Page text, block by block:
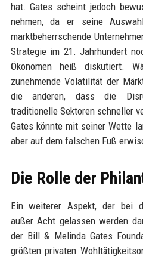
hat. Gates scheint jedoch
nehmen, da er seine
marktbeherrschende
Strategie im 21. Jahrhundert
Ökonomen heiß diskutiert.
zunehmende Volatilität der
die anderen, dass die
traditionelle Sektoren schneller
Gates könnte mit seiner Wette
aber auf dem falschen Fuß
Die Rolle der
Ein weiterer Aspekt, der bei
außer Acht gelassen werden
der Bill & Melinda Gates
größten privaten